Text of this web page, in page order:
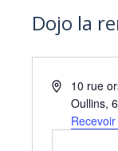
Dojo la
Adresse
10 rue
Oullins,